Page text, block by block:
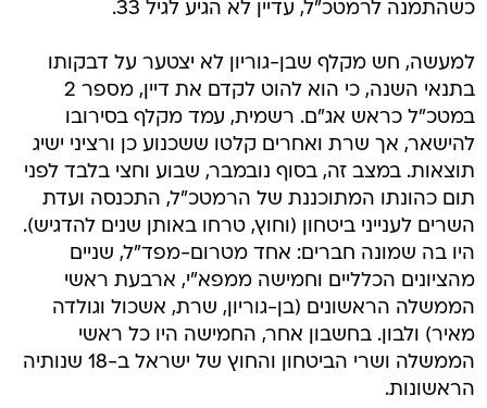
כשהתמנה לרמטכ"ל, עדיין לא הגיע לגיל 33.
למעשה, חש מקלף שבן-גוריון לא יצטער על דבקותו
בתנאי השנה, כי הוא להוט לקדם את דיין, מספר 2
במטכ"ל כראש אג"ם. רשמית, עמד מקלף בסירובו
להישאר, אך שרת ואחרים קלטו ששכנוע כן ורציני ישיג
תוצאות. במצב זה, בסוף נובמבר, שבוע וחצי בלבד לפני
תום כהונתו המתוכננת של הרמטכ"ל, התכנסה ועדת
השרים לענייני ביטחון (וחוץ, טרחו באותן שנים להדגיש).
היו בה שמונה חברים: אחד מטרום-מפד"ל, שניים
מהציונים הכלליים וחמישה ממפא"י, ארבעת ראשי
הממשלה הראשונים (בן-גוריון, שרת, אשכול וגולדה
מאיר) ולבון. בחשבון אחר, החמישה היו כל ראשי
הממשלה ושרי הביטחון והחוץ של ישראל ב-18 שנותיה
הראשונות.